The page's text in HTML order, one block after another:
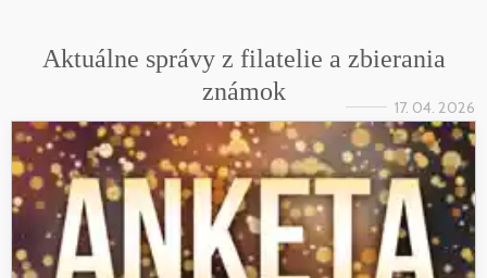
Aktuálne správy z filatelie a zbierania
známok
17. 04. 2026